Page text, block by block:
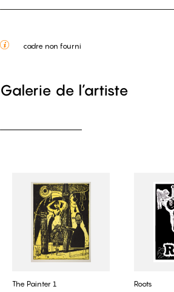
cadre non fourni
Galerie de l’artiste
The Painter 1 Roots